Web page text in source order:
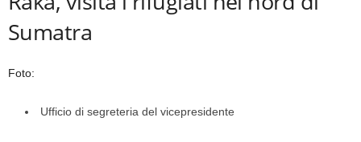
Sumatra
Foto:
Ufficio di segreteria del vicepresidente